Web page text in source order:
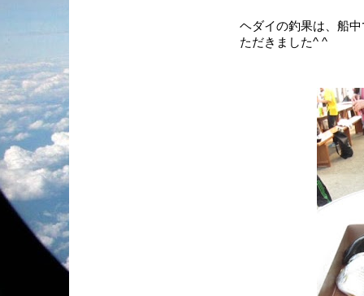
ヘダイの釣果は、船
ただきました^ ^